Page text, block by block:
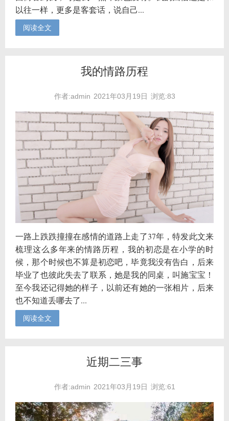
以往一样，更多是客套话，说自己...
阅读全文
我的情路历程
作者:admin 2021年03月19日 浏览:83
一路上跌跌撞撞在感情的道路上走了37年，特发此文来
梳理这么多年来的情路历程，我的初恋是在小学的时
候，那个时候也不算是初恋吧，毕竟我没有告白，后来
毕业了也彼此失去了联系，她是我的同桌，叫施宝宝！
至今我还记得她的样子，以前还有她的一张相片，后来
也不知道丢哪去了...
阅读全文
近期二三事
作者:admin 2021年03月19日 浏览:61